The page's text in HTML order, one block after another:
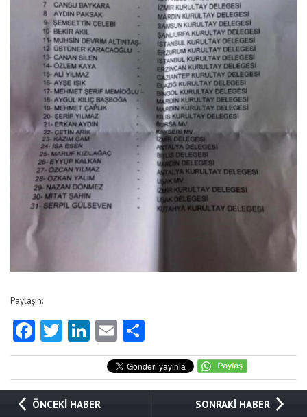
Paylaşın:
Facebook
Twitter
LinkedIn
Email
ÖNCEKİ HABER SONRAKİ HABER